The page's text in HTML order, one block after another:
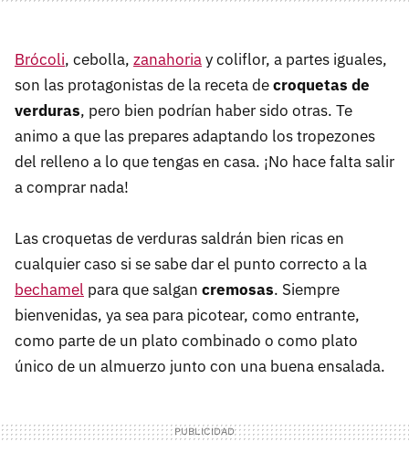
Brócoli, cebolla, zanahoriay coliflor, a partes iguales,
son las protagonistas de la receta decroquetas de
verduras, pero bien podrían haber sido otras. Te
animo a que las prepares adaptando los tropezones
del relleno a lo que tengas en casa. ¡No hace falta salir
a comprar nada!
Las croquetas de verduras saldrán bien ricas en
cualquier caso si se sabe dar el punto correcto a la
bechamel para que salgan cremosas. Siempre
bienvenidas, ya sea para picotear, como entrante,
como parte de un plato combinado o como plato
único de un almuerzo junto con una buena ensalada.